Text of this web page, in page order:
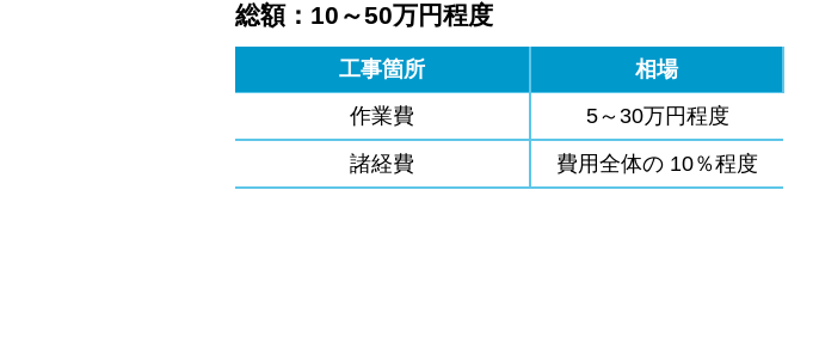
総額：10～50万円程度
工事箇所
相場
作業費
5～30万円程度
諸経費
費用全体の 10％程度